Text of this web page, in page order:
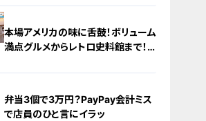
本場アメリカの味に舌鼓！ボリューム
満点グルメからレトロ史料館まで！
弁当3個で3万円？PayPay会計ミス
で店員のひと言にイラッ